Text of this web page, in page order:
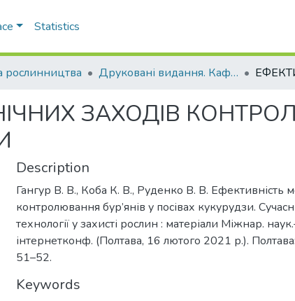
Statistics
рослинництва Друковані видання. Кафедра рослинництва
ЗАХОДІВ
Description
Гангур В. В., Коба К. В., Руденко В. В. Ефективність
контролювання бур’янів у посівах кукурудзи.
технології у захисті рослин : матеріали Міжнар.
інтернетконф. (Полтава, 16 лютого 2021 р.).
51–52.
Keywords